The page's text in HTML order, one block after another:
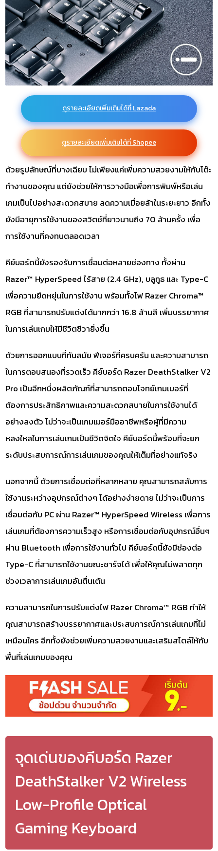
ดูรายละเอียดเพิ่มเติมได้ที่ Lazada
ดูรายละเอียดเพิ่มเติมได้ที่ Shopee
ด้วยรูปลักษณ์ที่บางเฉียบ ไม่เพียงแค่เพิ่มความสวยงามให้กับโต๊ะ
ทำงานของคุณ แต่ยังช่วยให้การวางมือเพื่อการพิมพ์หรือเล่น
เกมเป็นไปอย่างสะดวกสบาย ลดความเมื่อยล้าในระยะยาว อีกทั้ง
ยังมีอายุการใช้งานของสวิตช์ที่ยาวนานถึง 70 ล้านครั้ง เพื่อ
การใช้งานที่คงทนตลอดเวลา
คีย์บอร์ดนี้ยังรองรับการเชื่อมต่อหลายช่องทาง ทั้งผ่าน
Razer™ HyperSpeed ไร้สาย (2.4 GHz), บลูทูธ และ Type-C
เพื่อความยืดหยุ่นในการใช้งาน พร้อมทั้งไฟ Razer Chroma™
RGB ที่สามารถปรับแต่งได้มากกว่า 16.8 ล้านสี เพิ่มบรรยากาศ
ในการเล่นเกมให้มีชีวิตชีวายิ่งขึ้น
ด้วยการออกแบบที่ทันสมัย ฟีเจอร์ที่ครบครัน และความสามารถ
ในการตอบสนองที่รวดเร็ว คีย์บอร์ด Razer DeathStalker V2
Pro เป็นอีกหนึ่งผลิตภัณฑ์ที่สามารถตอบโจทย์เกมเมอร์ที่
ต้องการประสิทธิภาพและความสะดวกสบายในการใช้งานได้
อย่างลงตัว ไม่ว่าจะเป็นเกมเมอร์มืออาชีพหรือผู้ที่มีความ
หลงใหลในการเล่นเกมเป็นชีวิตจิตใจ คีย์บอร์ดนี้พร้อมที่จะยก
ระดับประสบการณ์การเล่นเกมของคุณให้เต็มที่อย่างแท้จริง
นอกจากนี้ ด้วยการเชื่อมต่อที่หลากหลาย คุณสามารถสลับการ
ใช้งานระหว่างอุปกรณ์ต่างๆ ได้อย่างง่ายดาย ไม่ว่าจะเป็นการ
เชื่อมต่อกับ PC ผ่าน Razer™ HyperSpeed Wireless เพื่อการ
เล่นเกมที่ต้องการความเร็วสูง หรือการเชื่อมต่อกับอุปกรณ์อื่นๆ
ผ่าน Bluetooth เพื่อการใช้งานทั่วไป คีย์บอร์ดนี้ยังมีช่องต่อ
Type-C ที่สามารถใช้งานขณะชาร์จได้ เพื่อให้คุณไม่พลาดทุก
ช่วงเวลาการเล่นเกมอันตื่นเต้น
ความสามารถในการปรับแต่งไฟ Razer Chroma™ RGB ทำให้
คุณสามารถสร้างบรรยากาศและประสบการณ์การเล่นเกมที่ไม่
เหมือนใคร อีกทั้งยังช่วยเพิ่มความสวยงามและเสริมสไตล์ให้กับ
พื้นที่เล่นเกมของคุณ
จุดเด่นของคีบอร์ด Razer
DeathStalker V2 Wireless
Low-Profile Optical
Gaming Keyboard